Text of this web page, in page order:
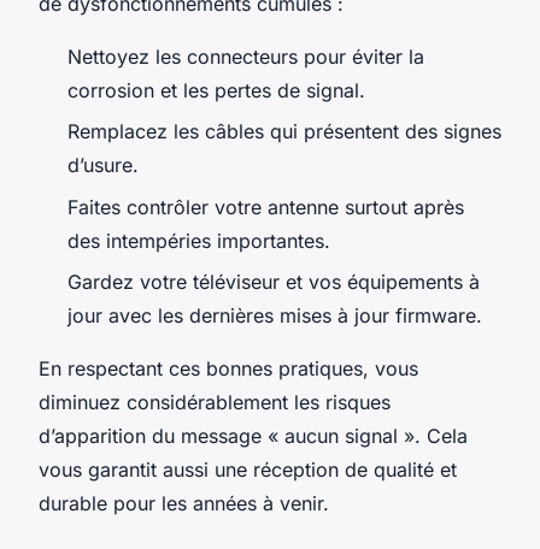
Nettoyez les connecteurs pour éviter la
corrosion et les pertes de signal.
Remplacez les câbles qui présentent des signes
d’usure.
Faites contrôler votre antenne surtout après
des intempéries importantes.
Gardez votre téléviseur et vos équipements à
jour avec les dernières mises à jour firmware.
En respectant ces bonnes pratiques, vous
diminuez considérablement les risques
d’apparition du message « aucun signal ». Cela
vous garantit aussi une réception de qualité et
durable pour les années à venir.